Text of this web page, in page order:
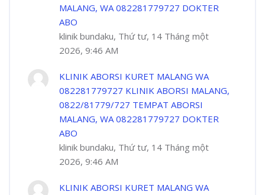
MALANG, WA 082281779727 DOKTER
ABO
klinik bundaku, Thứ tư, 14 Tháng một
2026, 9:46 AM
KLINIK ABORSI KURET MALANG WA
082281779727 KLINIK ABORSI MALANG,
0822/81779/727 TEMPAT ABORSI
MALANG, WA 082281779727 DOKTER
ABO
klinik bundaku, Thứ tư, 14 Tháng một
2026, 9:46 AM
KLINIK ABORSI KURET MALANG WA